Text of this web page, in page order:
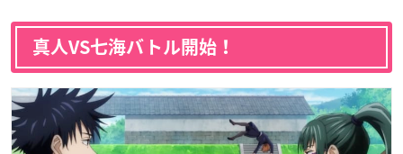
真人VS七海バトル開始！